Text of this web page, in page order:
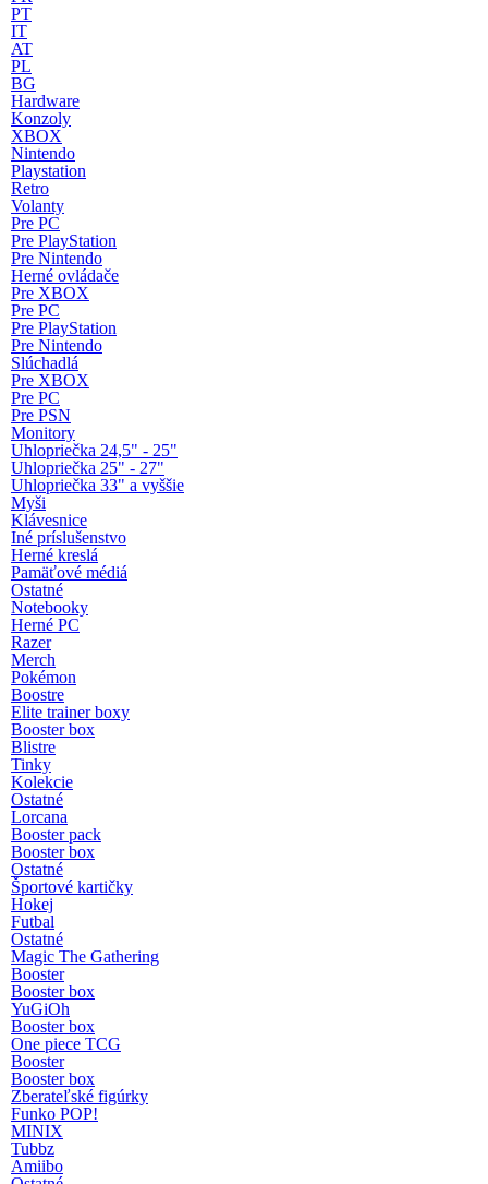
PT
IT
AT
PL
BG
Hardware
Konzoly
XBOX
Nintendo
Playstation
Retro
Volanty
Pre PC
Pre PlayStation
Pre Nintendo
Herné ovládače
Pre XBOX
Pre PC
Pre PlayStation
Pre Nintendo
Slúchadlá
Pre XBOX
Pre PC
Pre PSN
Monitory
Uhlopriečka 24,5" - 25"
Uhlopriečka 25" - 27"
Uhlopriečka 33" a vyššie
Myši
Klávesnice
Iné príslušenstvo
Herné kreslá
Pamäťové médiá
Ostatné
Notebooky
Herné PC
Razer
Merch
Pokémon
Boostre
Elite trainer boxy
Booster box
Blistre
Tinky
Kolekcie
Ostatné
Lorcana
Booster pack
Booster box
Ostatné
Športové kartičky
Hokej
Futbal
Ostatné
Magic The Gathering
Booster
Booster box
YuGiOh
Booster box
One piece TCG
Booster
Booster box
Zberateľské figúrky
Funko POP!
MINIX
Tubbz
Amiibo